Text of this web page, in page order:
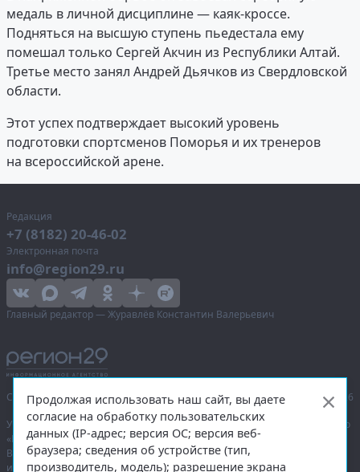
медаль в личной дисциплине — каяк-кроссе.
Подняться на высшую ступень пьедестала ему
помешал только Сергей Акчин из Республики Алтай.
Третье место занял Андрей Дьячков из Свердловской
области.
Этот успех подтверждает высокий уровень
подготовки спортсменов Поморья и их тренеров
на всероссийской арене.
Редакция
+7 (8182) 20-46-02
Электронная почта
info@region29.ru
Главный редактор — Журавлёв Константин Валерьевич
Сетевое издание «Информационное агентство Регион 29»,
© 2016–2026
Учредитель — общество с ограниченной ответственностью «Агентство
«Правда Севера».
Выписка из реестра зарегистрированных средств массовой
информации:ЭЛ № ФС 77-74226от 09.11.2018 выдано Федеральной
Продолжая использовать наш сайт, вы даете
согласие на обработку пользовательских
данных (IP-адрес; версия ОС; версия веб-
браузера; сведения об устройстве (тип,
производитель, модель); разрешение экрана